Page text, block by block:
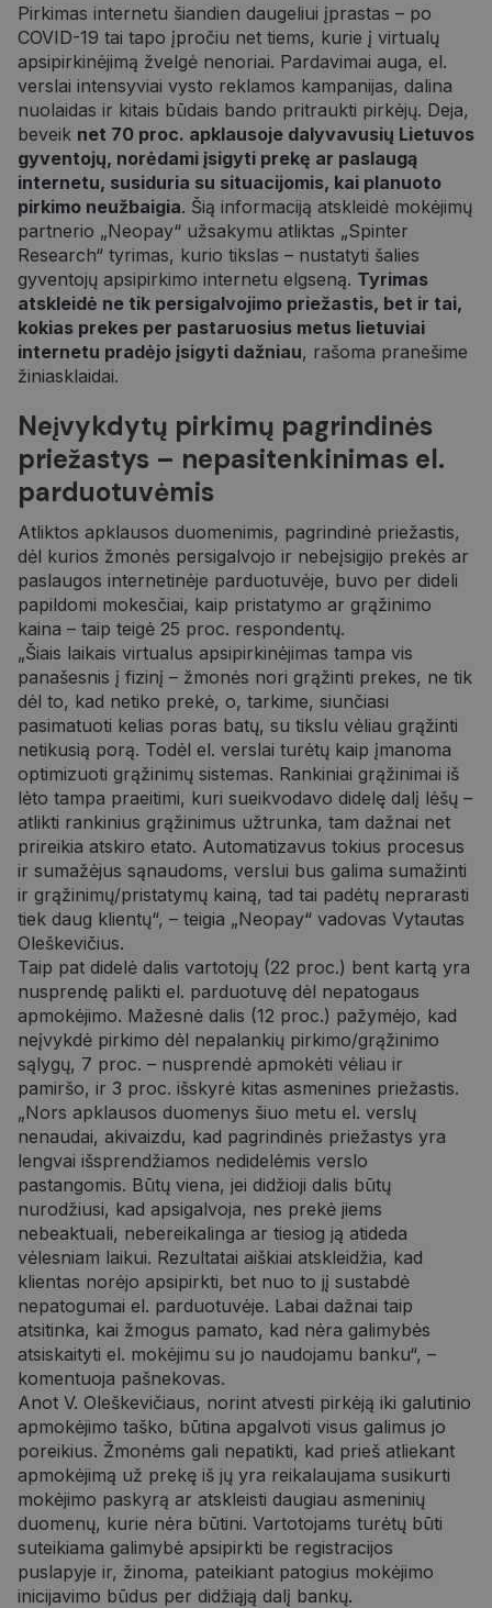
Pirkimas internetu šiandien daugeliui įprastas – po
COVID-19 tai tapo įpročiu net tiems, kurie į virtualų
apsipirkinėjimą žvelgė nenoriai. Pardavimai auga, el.
verslai intensyviai vysto reklamos kampanijas, dalina
nuolaidas ir kitais būdais bando pritraukti pirkėjų. Deja,
beveik net 70 proc. apklausoje dalyvavusių Lietuvos
gyventojų, norėdami įsigyti prekę ar paslaugą
internetu, susiduria su situacijomis, kai planuoto
pirkimo neužbaigia. Šią informaciją atskleidė mokėjimų
partnerio „Neopay“ užsakymu atliktas „Spinter
Research“ tyrimas, kurio tikslas – nustatyti šalies
gyventojų apsipirkimo internetu elgseną. Tyrimas
atskleidė ne tik persigalvojimo priežastis, bet ir tai,
kokias prekes per pastaruosius metus lietuviai
internetu pradėjo įsigyti dažniau, rašoma pranešime
žiniasklaidai.
Neįvykdytų pirkimų pagrindinės
priežastys – nepasitenkinimas el.
parduotuvėmis
Atliktos apklausos duomenimis, pagrindinė priežastis,
dėl kurios žmonės persigalvojo ir nebeįsigijo prekės ar
paslaugos internetinėje parduotuvėje, buvo per dideli
papildomi mokesčiai, kaip pristatymo ar grąžinimo
kaina – taip teigė 25 proc. respondentų.
„Šiais laikais virtualus apsipirkinėjimas tampa vis
panašesnis į fizinį – žmonės nori grąžinti prekes, ne tik
dėl to, kad netiko prekė, o, tarkime, siunčiasi
pasimatuoti kelias poras batų, su tikslu vėliau grąžinti
netikusią porą. Todėl el. verslai turėtų kaip įmanoma
optimizuoti grąžinimų sistemas. Rankiniai grąžinimai iš
lėto tampa praeitimi, kuri sueikvodavo didelę dalį lėšų –
atlikti rankinius grąžinimus užtrunka, tam dažnai net
prireikia atskiro etato. Automatizavus tokius procesus
ir sumažėjus sąnaudoms, verslui bus galima sumažinti
ir grąžinimų/pristatymų kainą, tad tai padėtų neprarasti
tiek daug klientų“, – teigia „Neopay“ vadovas Vytautas
Oleškevičius.
Taip pat didelė dalis vartotojų (22 proc.) bent kartą yra
nusprendę palikti el. parduotuvę dėl nepatogaus
apmokėjimo. Mažesnė dalis (12 proc.) pažymėjo, kad
neįvykdė pirkimo dėl nepalankių pirkimo/grąžinimo
sąlygų, 7 proc. – nusprendė apmokėti vėliau ir
pamiršo, ir 3 proc. išskyrė kitas asmenines priežastis.
„Nors apklausos duomenys šiuo metu el. verslų
nenaudai, akivaizdu, kad pagrindinės priežastys yra
lengvai išsprendžiamos nedidelėmis verslo
pastangomis. Būtų viena, jei didžioji dalis būtų
nurodžiusi, kad apsigalvoja, nes prekė jiems
nebeaktuali, nebereikalinga ar tiesiog ją atideda
vėlesniam laikui. Rezultatai aiškiai atskleidžia, kad
klientas norėjo apsipirkti, bet nuo to jį sustabdė
nepatogumai el. parduotuvėje. Labai dažnai taip
atsitinka, kai žmogus pamato, kad nėra galimybės
atsiskaityti el. mokėjimu su jo naudojamu banku“, –
komentuoja pašnekovas.
Anot V. Oleškevičiaus, norint atvesti pirkėją iki galutinio
apmokėjimo taško, būtina apgalvoti visus galimus jo
poreikius. Žmonėms gali nepatikti, kad prieš atliekant
apmokėjimą už prekę iš jų yra reikalaujama susikurti
mokėjimo paskyrą ar atskleisti daugiau asmeninių
duomenų, kurie nėra būtini. Vartotojams turėtų būti
suteikiama galimybė apsipirkti be registracijos
puslapyje ir, žinoma, pateikiant patogius mokėjimo
inicijavimo būdus per didžiąją dalį bankų.